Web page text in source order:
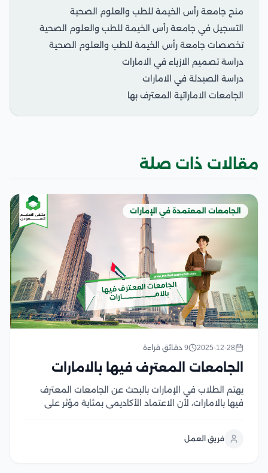
منح جامعة رأس الخيمة للطب والعلوم الصحية
التسجيل في جامعة رأس الخيمة للطب والعلوم الصحية
تخصصات جامعة رأس الخيمة للطب والعلوم الصحية
دراسة تصميم الازياء في الامارات
دراسة الصيدلة في الامارات
الجامعات الاماراتية المعترف بها
مقالات ذات صلة
الجامعات المعتمدة في الإمارات
2025-12-28 9 دقائق قراءة
الجامعات المعترف فيها بالامارات
يهتم الطلاب في الإمارات بالبحث عن الجامعات المعترف
فيها بالامارات، لأن الاعتماد الأكاديمي بمثابة مؤثر على
أمام المتقدمين فرص أفضل لاستكمال الدراسات العليا...
فريق العمل